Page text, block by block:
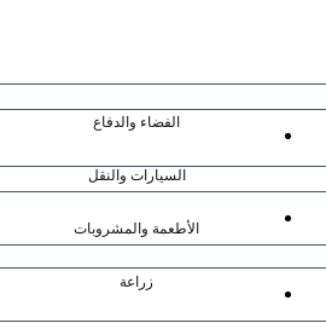
الفضاء والدفاع
السيارات والنقل
الأطعمة والمشروبات
زراعة